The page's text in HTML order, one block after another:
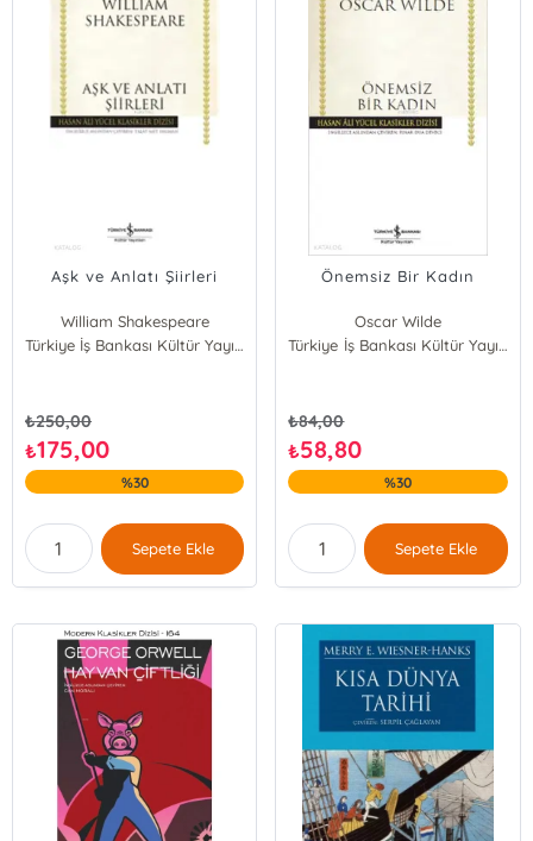
Aşk ve Anlatı Şiirleri
William Shakespeare
Türkiye İş Bankası Kültür Yayınları
₺250,00
₺175,00
%30
Sepete Ekle
Önemsiz Bir Kadın
Oscar Wilde
Türkiye İş Bankası Kültür Yayınları
₺84,00
₺58,80
%30
Sepete Ekle